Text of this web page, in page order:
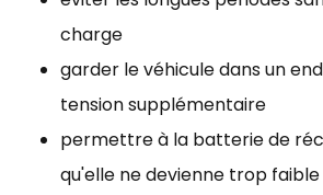
charge
garder le véhicule dans un
tension supplémentaire
permettre à la batterie de
qu'elle ne devienne trop faible